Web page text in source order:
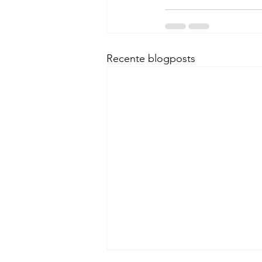
Recente blogposts